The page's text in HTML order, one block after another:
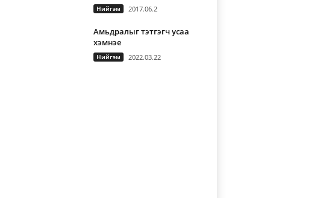
Нийгэм 2017.06.2
Амьдралыг тэтгэгч усаа
хэмнэе
Нийгэм 2022.03.22